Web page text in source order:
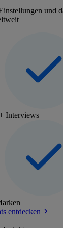
und
Interviews
entdecken